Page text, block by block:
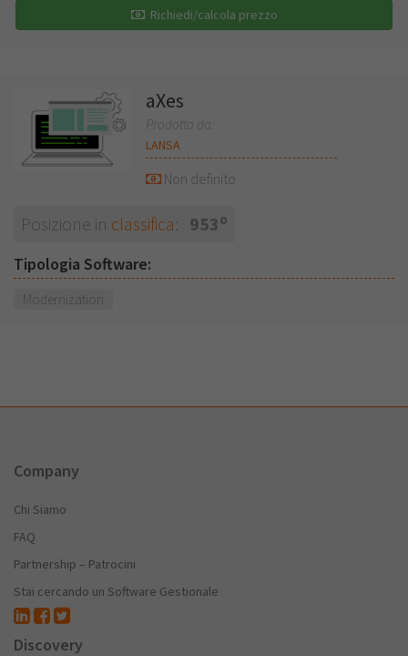
Richiedi/calcola prezzo
aXes
Prodotto da:
LANSA
Non definito
Posizione in classifica: 953o
Tipologia Software:
Modernization
Company
Chi Siamo
FAQ
Partnership – Patrocini
Stai cercando un Software Gestionale
Discovery